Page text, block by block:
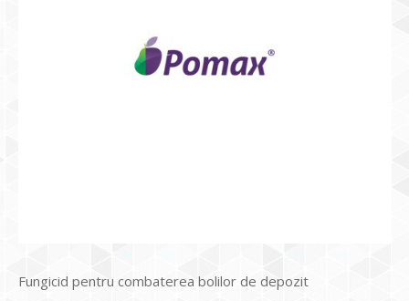
Fungicid pentru combaterea bolilor de depozit